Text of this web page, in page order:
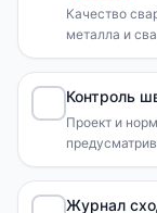
Качество
металла и
Контроль
Проект и
Журнал